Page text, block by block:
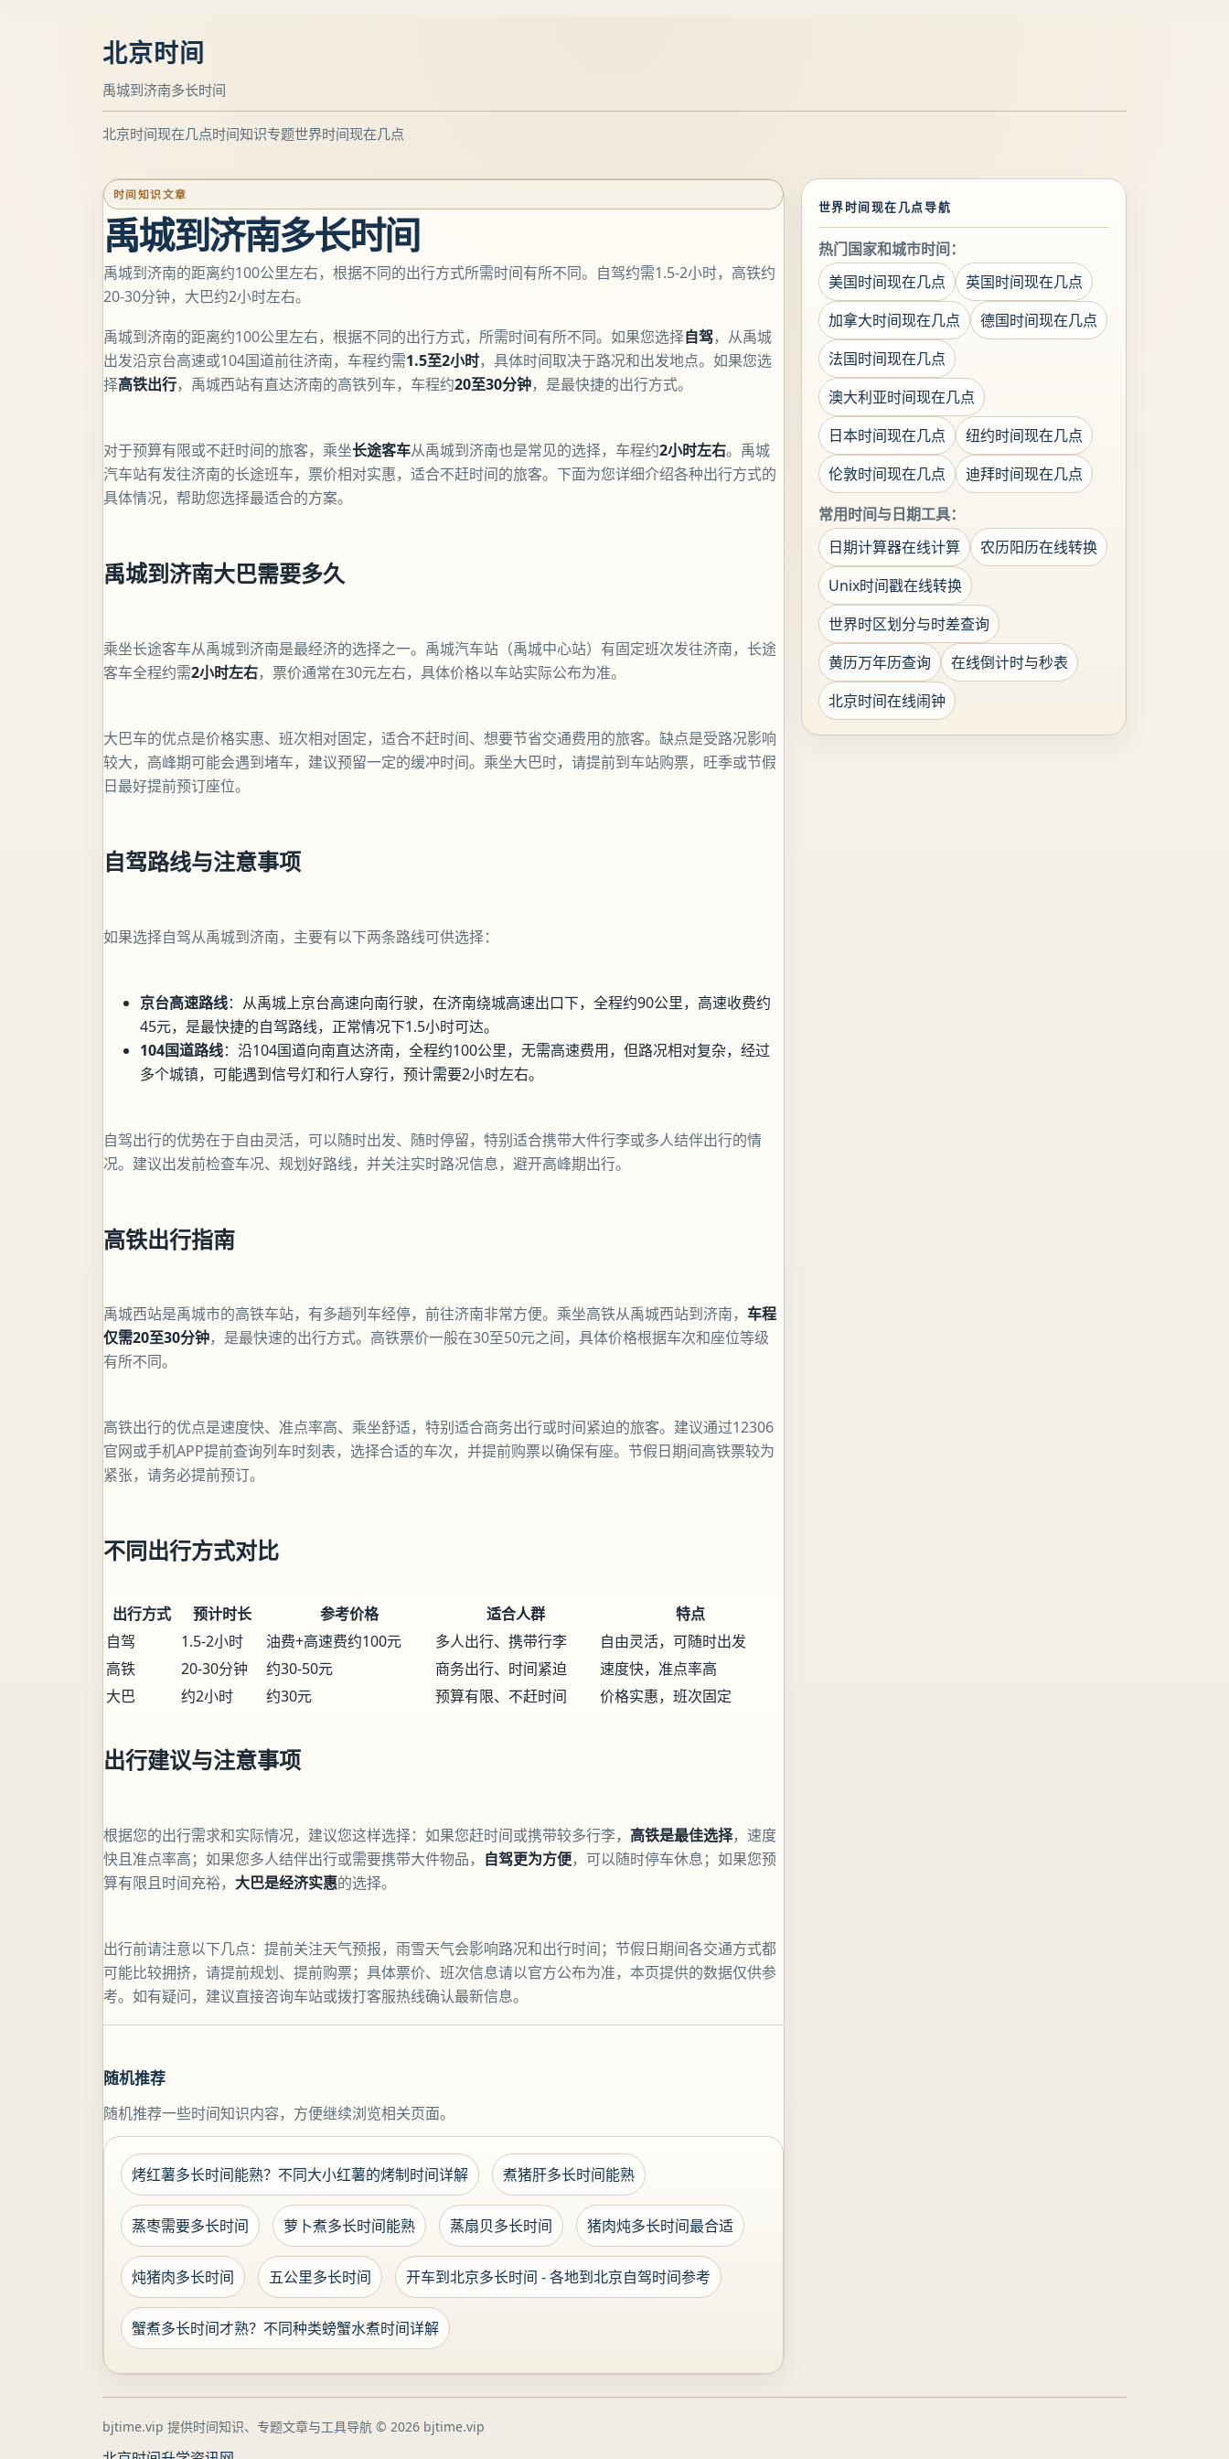
北京时间
禹城到济南多长时间
北京时间现在几点时间知识专题世界时间现在几点
时间知识文章
禹城到济南多长时间
禹城到济南的距离约100公里左右，根据不同的出行方式所需时间有所不同。自驾约需1.5-2小时，高铁约
20-30分钟，大巴约2小时左右。
禹城到济南的距离约100公里左右，根据不同的出行方式，所需时间有所不同。如果您选择自驾，从禹城
出发沿京台高速或104国道前往济南，车程约需1.5至2小时，具体时间取决于路况和出发地点。如果您选
择高铁出行，禹城西站有直达济南的高铁列车，车程约20至30分钟，是最快捷的出行方式。
对于预算有限或不赶时间的旅客，乘坐长途客车从禹城到济南也是常见的选择，车程约2小时左右。禹城
汽车站有发往济南的长途班车，票价相对实惠，适合不赶时间的旅客。下面为您详细介绍各种出行方式的
具体情况，帮助您选择最适合的方案。
禹城到济南大巴需要多久
乘坐长途客车从禹城到济南是最经济的选择之一。禹城汽车站（禹城中心站）有固定班次发往济南，长途
客车全程约需2小时左右，票价通常在30元左右，具体价格以车站实际公布为准。
大巴车的优点是价格实惠、班次相对固定，适合不赶时间、想要节省交通费用的旅客。缺点是受路况影响
较大，高峰期可能会遇到堵车，建议预留一定的缓冲时间。乘坐大巴时，请提前到车站购票，旺季或节假
日最好提前预订座位。
自驾路线与注意事项
如果选择自驾从禹城到济南，主要有以下两条路线可供选择：
京台高速路线：从禹城上京台高速向南行驶，在济南绕城高速出口下，全程约90公里，高速收费约
45元，是最快捷的自驾路线，正常情况下1.5小时可达。
104国道路线：沿104国道向南直达济南，全程约100公里，无需高速费用，但路况相对复杂，经过
多个城镇，可能遇到信号灯和行人穿行，预计需要2小时左右。
自驾出行的优势在于自由灵活，可以随时出发、随时停留，特别适合携带大件行李或多人结伴出行的情
况。建议出发前检查车况、规划好路线，并关注实时路况信息，避开高峰期出行。
高铁出行指南
禹城西站是禹城市的高铁车站，有多趟列车经停，前往济南非常方便。乘坐高铁从禹城西站到济南， 车程
仅需20至30分钟，是最快速的出行方式。高铁票价一般在30至50元之间，具体价格根据车次和座位等级
有所不同。
高铁出行的优点是速度快、准点率高、乘坐舒适，特别适合商务出行或时间紧迫的旅客。建议通过12306
官网或手机APP提前查询列车时刻表，选择合适的车次，并提前购票以确保有座。节假日期间高铁票较为
紧张，请务必提前预订。
不同出行方式对比
出行方式 预计时长 参考价格 适合人群
特点
自驾
1.5-2小时 油费+高速费约100元 多人出行、携带行李
自由灵活，可随时出发
高铁
20-30分钟 约30-50元 商务出行、时间紧迫
速度快，准点率高
大巴
约2小时 约30元 预算有限、不赶时间 价格实惠，班次固定
出行建议与注意事项
根据您的出行需求和实际情况，建议您这样选择：如果您赶时间或携带较多行李， 高铁是最佳选择，速度
快且准点率高；如果您多人结伴出行或需要携带大件物品， 自驾更为方便，可以随时停车休息；如果您预
算有限且时间充裕， 大巴是经济实惠的选择。
出行前请注意以下几点：提前关注天气预报，雨雪天气会影响路况和出行时间；节假日期间各交通方式都
可能比较拥挤，请提前规划、提前购票；具体票价、班次信息请以官方公布为准，本页提供的数据仅供参
考。如有疑问，建议直接咨询车站或拨打客服热线确认最新信息。
随机推荐
随机推荐一些时间知识内容，方便继续浏览相关页面。
烤红薯多长时间能熟？不同大小红薯的烤制时间详解 煮猪肝多长时间能熟
蒸枣需要多长时间 萝卜煮多长时间能熟 蒸扇贝多长时间 猪肉炖多长时间最合适
炖猪肉多长时间 五公里多长时间 开车到北京多长时间 - 各地到北京自驾时间参考
蟹煮多长时间才熟？不同种类螃蟹水煮时间详解
世界时间现在几点导航
热门国家和城市时间：
美国时间现在几点
英国时间现在几点
加拿大时间现在几点
德国时间现在几点
法国时间现在几点
澳大利亚时间现在几点
日本时间现在几点
纽约时间现在几点
伦敦时间现在几点
迪拜时间现在几点
常用时间与日期工具：
日期计算器在线计算
农历阳历在线转换
Unix时间戳在线转换
世界时区划分与时差查询
黄历万年历查询
在线倒计时与秒表
北京时间在线闹钟
bjtime.vip 提供时间知识、专题文章与工具导航 © 2026 bjtime.vip